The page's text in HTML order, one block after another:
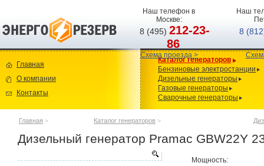
Наш телефон в
Москве:
8 (495)212-23-
86
Схема проезда >
Наш
8
Главная
О компании
Контакты
Каталог генераторов
Бензиновые электростанции
Дизельные генераторы
Газовые генераторы
Сварочные генераторы
Главная > Каталог генераторов >
Дизельный генератор Pramac GBW22Y
Мощность: